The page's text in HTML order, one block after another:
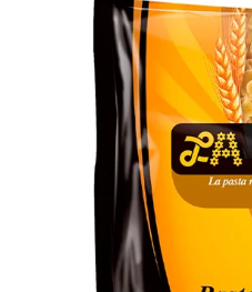
Cuidado personal
Lácteos
Limpieza del hogar
Mascotas
Pan de la casa
Preciasos